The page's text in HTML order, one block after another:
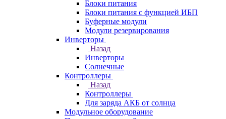
Блоки питания
Блоки питания с функцией ИБП
Буферные модули
Модули резервирования
Инверторы
Назад
Инверторы
Солнечные
Контроллеры
Назад
Контроллеры
Для заряда АКБ от солнца
Модульное оборудование